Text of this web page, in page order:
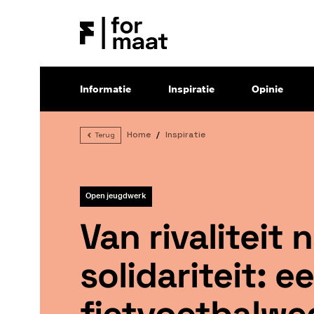
Informatie Inspiratie Opinie
Terug Home Inspiratie
Open jeugdwerk
Van rivaliteit
solidariteit: